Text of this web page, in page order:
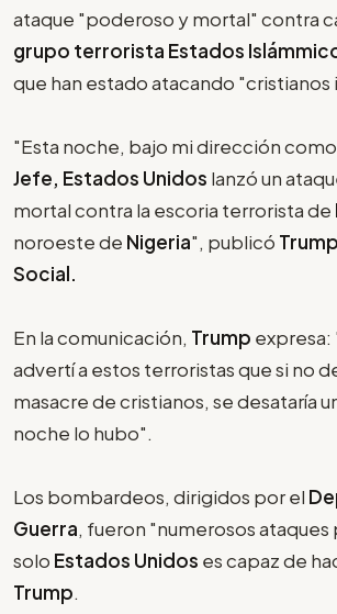
ataque "poderoso y mortal" contra
grupo terrorista Estados
que han estado atacando
"Esta noche, bajo mi dirección como
Jefe, Estados Unidos lanzó un
mortal contra la escoria terrorista de
noroeste de Nigeria", publicó Trump
Social.
En la comunicación, Trump expresa:
advertí a estos terroristas que si no
masacre de cristianos, se desataría
noche lo hubo".
Los bombardeos, dirigidos por el
Guerra, fueron "numerosos
solo Estados Unidos es capaz de
Trump.